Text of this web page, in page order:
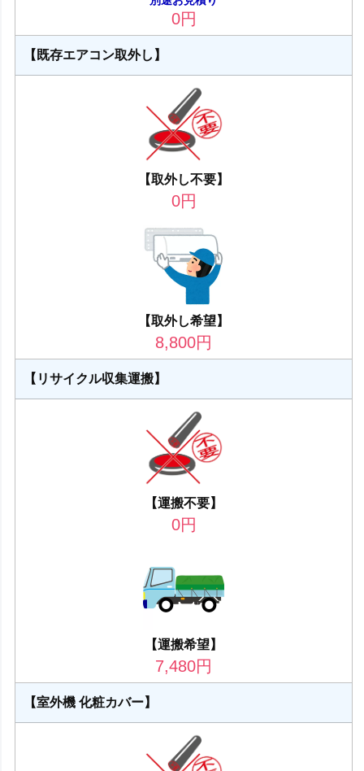
0円
【既存エアコン取外し】
【取外し不要】
0円
【取外し希望】
8,800円
【リサイクル収集運搬】
【運搬不要】
0円
【運搬希望】
7,480円
【室外機 化粧カバー】